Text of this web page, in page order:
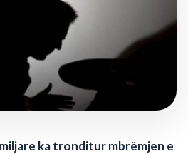
ka tronditur mbrëmjen e